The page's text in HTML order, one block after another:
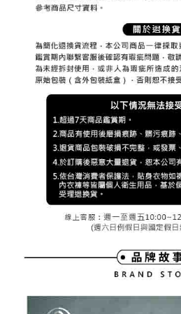
【注意事項】
１．透過由恩沛科技股份有限公司提供之「
易，需依本服務之必要範圍內提供個人資料
權轉讓予恩沛科技股份有限公司。
２．關於個人資料處理事宜，請瀏覽以下網
https://aftee.tw/terms/#terms3
３．未成年的使用者請事先徵得法定代理人
「AFTEE先享後付」，若未經同意申辦者引
４．使用「AFTEE先享後付」時，將依據
時審查核予不同之上限額度；若仍有額度不
請求用戶進行身份認證。
５．嚴禁一人註冊多個帳號或使用他人資訊
恩沛科技股份有限公司將有權停止該用戶之
7-11取貨付款
付款後7-11取貨
免運費